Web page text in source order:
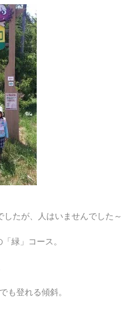
したが、人はいませんでした～
緑」コース。
も登れる傾斜。